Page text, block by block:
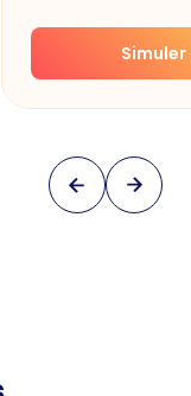
Simuler